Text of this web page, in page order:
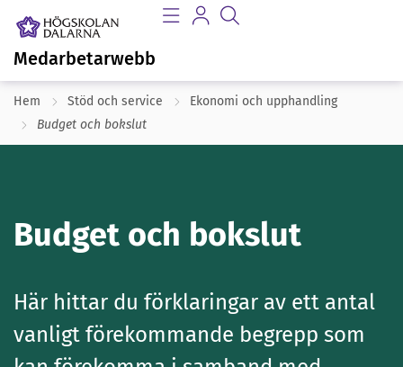
Medarbetarwebb
Hem Stöd och service
Ekonomi och upphandling
Budget och bokslut
Budget och bokslut
Här hittar du förklaringar av ett antal
vanligt förekommande begrepp som